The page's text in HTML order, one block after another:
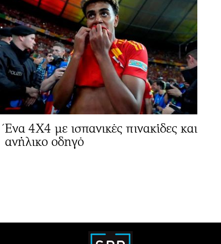
Ένα 4X4 με ισπανικές πινακίδες και
ανήλικο οδηγό